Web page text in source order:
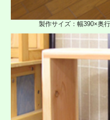
製作サイズ：幅390×奥